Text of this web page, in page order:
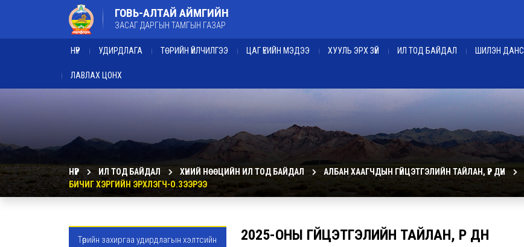
ГОВЬ-АЛТАЙ АЙМГИЙН
ЗАСАГ ДАРГЫН ТАМГЫН ГАЗАР
НҮҮР УДИРДЛАГА ТӨРИЙН ҮЙЛЧИЛГЭЭ ЦАГ ҮЕИЙН МЭДЭЭ ХУУЛЬ ЭРХ ЗҮЙ ИЛ ТОД БАЙДАЛ ШИЛЭН ДАНС
ЛАВЛАХ ЦОНХ
НҮҮР ИЛ ТОД БАЙДАЛ ХҮНИЙ НӨӨЦИЙН ИЛ ТОД БАЙДАЛ АЛБАН ХААГЧДЫН ГҮЙЦЭТГЭЛИЙН ТАЙЛАН, ҮР ДҮН
БИЧИГ ХЭРГИЙН ЭРХЛЭГЧ-О.ЗЭЭРЭЭ
Төрийн захиргаа удирдлагын хэлтсийн
2025-ОНЫ ГҮЙЦЭТГЭЛИЙН ТАЙЛАН, ҮР ДҮН